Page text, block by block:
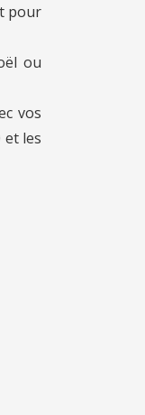
pour
ou
vos
et les